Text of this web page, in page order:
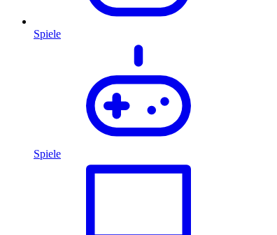
Spiele
Spiele